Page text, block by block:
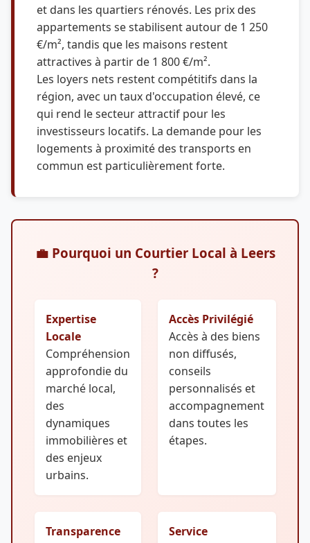
et dans les quartiers rénovés. Les prix des
appartements se stabilisent autour de 1 250
€/m², tandis que les maisons restent
attractives à partir de 1 800 €/m².
Les loyers nets restent compétitifs dans la
région, avec un taux d'occupation élevé, ce
qui rend le secteur attractif pour les
investisseurs locatifs. La demande pour les
logements à proximité des transports en
commun est particulièrement forte.
💼 Pourquoi un Courtier Local à Leers
?
Expertise
Locale
Compréhension
approfondie du
marché local,
des
dynamiques
immobilières et
des enjeux
urbains.
Accès Privilégié
Accès à des biens
non diffusés,
conseils
personnalisés et
accompagnement
dans toutes les
étapes.
Transparence
Service